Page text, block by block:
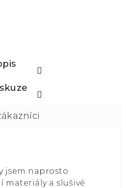
je 5 z 5 hvězdiček.
jsem naprosto
materiály a slušivé